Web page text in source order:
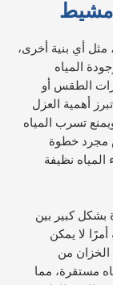
مشيط
مثل أي بنية أخرى،
المياه
الطقس أو
أهمية العزل
تسرب المياه
مجرد خطوة
نظيفة
كبير بين
لا يمكن
الخزان من
مستقرة، مما